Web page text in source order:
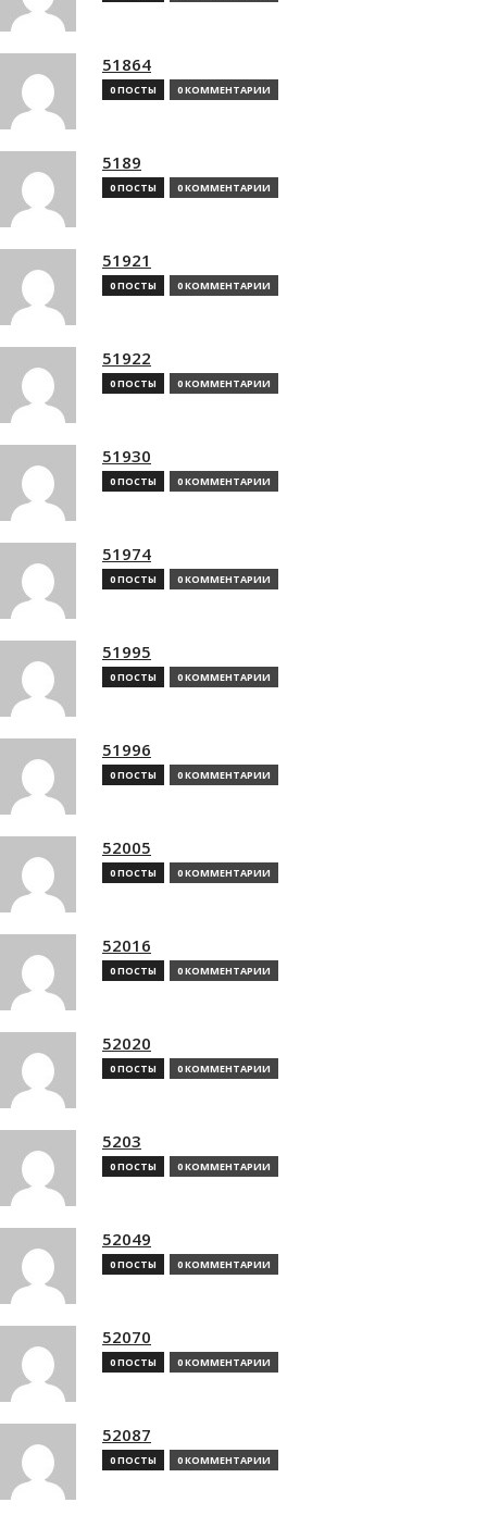
51864
0 ПОСТЫ 0 КОММЕНТАРИИ
5189
0 ПОСТЫ 0 КОММЕНТАРИИ
51921
0 ПОСТЫ 0 КОММЕНТАРИИ
51922
0 ПОСТЫ 0 КОММЕНТАРИИ
51930
0 ПОСТЫ 0 КОММЕНТАРИИ
51974
0 ПОСТЫ 0 КОММЕНТАРИИ
51995
0 ПОСТЫ 0 КОММЕНТАРИИ
51996
0 ПОСТЫ 0 КОММЕНТАРИИ
52005
0 ПОСТЫ 0 КОММЕНТАРИИ
52016
0 ПОСТЫ 0 КОММЕНТАРИИ
52020
0 ПОСТЫ 0 КОММЕНТАРИИ
5203
0 ПОСТЫ 0 КОММЕНТАРИИ
52049
0 ПОСТЫ 0 КОММЕНТАРИИ
52070
0 ПОСТЫ 0 КОММЕНТАРИИ
52087
0 ПОСТЫ 0 КОММЕНТАРИИ